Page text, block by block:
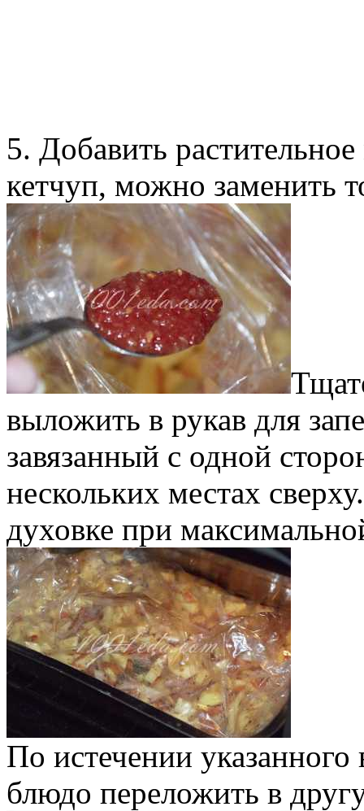
5. Добавить
кетчуп, можно заменить
выложить в рукав для
завязанный с одной
нескольких местах
духовке при
По истечении указанного
блюдо переложить в